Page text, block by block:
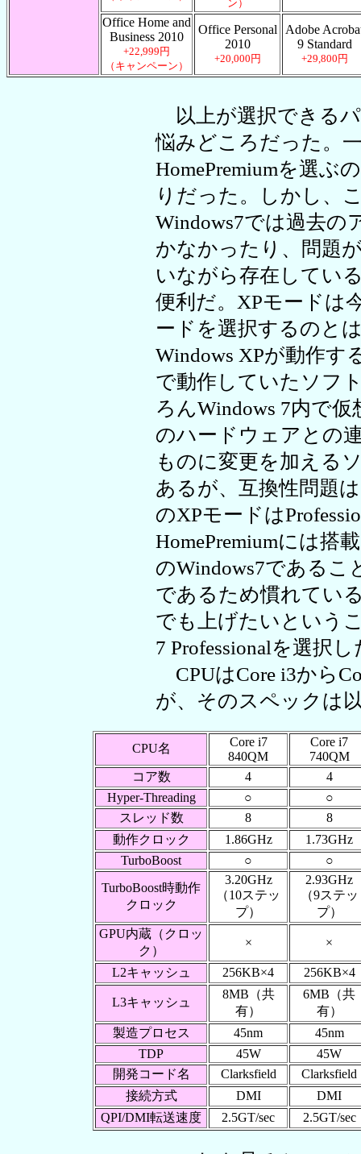
ン）
Office Home and
Business 2010
+22,999円
（キャンペーン）
Office Personal
2010
+20,000円
Adobe
9 Standard
+29,800円
以上が選択できる
悩みどころだった。
HomePremiumを選ぶ
りだった。しかし、
Windows7では過去の
かなかったり、問題
いながら存在してい
便利だ。XPモードは
ードを選択するのと
Windows XPが動作す
で動作していたソフ
ろんWindows 7内で
のハードウェアとの
ものに変更を加える
あるが、互換性問題
のXPモードは
HomePremiumには搭
のWindows7である
であるため慣れてい
でも上げたいという
7 Professionalを選択し
CPUはCore i3から
が、そのスペックは
CPU名
Core i7
840QM
Core i7
740QM
コア数
4
4
Hyper-Threading
○
○
スレッド数
8
8
動作クロック
1.86GHz
1.73GHz
TurboBoost
○
○
TurboBoost時動作
クロック
3.20GHz
（10ステッ
プ）
2.93GHz
（9ステッ
プ）
GPU内蔵（クロッ
ク）
× ×
L2キャッシュ 256KB×4 256KB×4
L3キャッシュ
8MB（共
有）
6MB（共
有）
製造プロセス
45nm
45nm
TDP
45W
45W
開発コード名
Clarksfield
Clarksfield
接続方式
DMI
DMI
QPI/DMI転送速度
2.5GT/sec 2.5GT/sec